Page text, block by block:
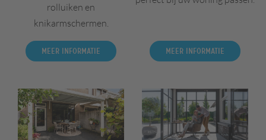
rolluiken en
knikarmschermen.
Meer informatie Meer informatie